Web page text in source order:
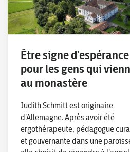
Être signe d’espérance
pour les gens qui
au monastère
Judith Schmitt est originaire
d’Allemagne. Après avoir été
ergothérapeute, pédagogue
et gouvernante dans une